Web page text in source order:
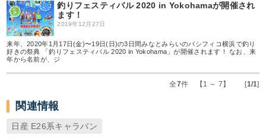
釣りフェスティバル 2020 in Yokohamaが開催され
ます！
2019年12月27日
来年、2020年1月17日(金)〜19日(日)の3日間みなとみらいのパシフィコ横浜で釣り
好きの祭典 「釣りフェスティバル 2020 in Yokohama」が開催されます！ なお、来
年から名前が、ジ
全7件 【1 ～ 7】 [1/1]
関連情報
日産 E26系キャラバン